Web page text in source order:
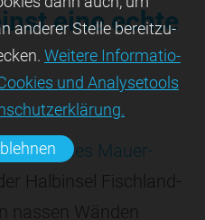
eine echte
trockenes Mauer­
Halbinsel Fischland-
nassen Wänden
ande­rer Stelle bereit­zu­
Wei­tere Infor­matio­
und Ana­lyse­tools